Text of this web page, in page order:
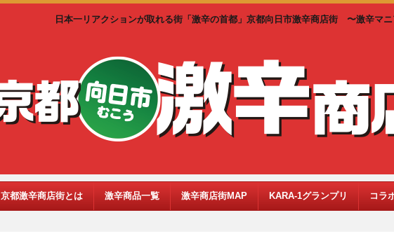
日本一リアクションが取れる街「激辛の首都」京都向日市激辛商店街 〜激辛マ
京都激辛商店街とは 激辛商品一覧 激辛商店街MAP KARA-1グランプリ コラ